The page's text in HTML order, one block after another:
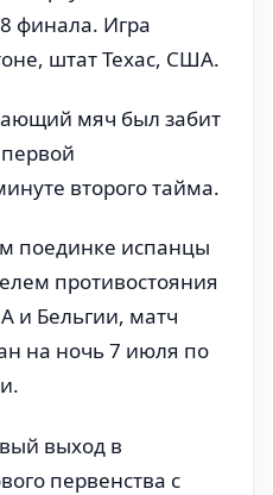
финала. Игра
штат Техас, США.
мяч был забит
второго тайма.
поединке испанцы
противостояния
и Бельгии, матч
на ночь 7 июля по
выход в
первенства с